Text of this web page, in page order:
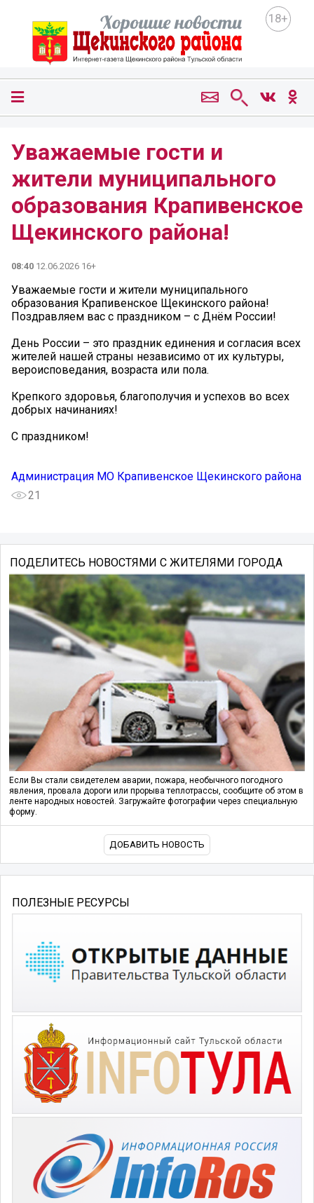
18+
Уважаемые гости и
жители муниципального
образования Крапивенское
Щекинского района!
08:40 12.06.2026 16+
Уважаемые гости и жители муниципального
образования Крапивенское Щекинского района!
Поздравляем вас с праздником – с Днём России!
День России – это праздник единения и согласия всех
жителей нашей страны независимо от их культуры,
вероисповедания, возраста или пола.
Крепкого здоровья, благополучия и успехов во всех
добрых начинаниях!
С праздником!
Администрация МО Крапивенское Щекинского района
21
ПОДЕЛИТЕСЬ НОВОСТЯМИ С ЖИТЕЛЯМИ ГОРОДА
Если Вы стали свидетелем аварии, пожара, необычного погодного
явления, провала дороги или прорыва теплотрассы, сообщите об этом в
ленте народных новостей. Загружайте фотографии через специальную
форму.
ДОБАВИТЬ НОВОСТЬ
ПОЛЕЗНЫЕ РЕСУРСЫ